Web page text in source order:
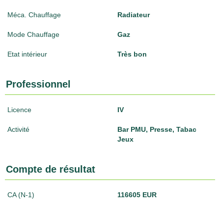
Méca. Chauffage Radiateur
Mode Chauffage Gaz
Etat intérieur Très bon
Professionnel
Licence IV
Activité
Bar PMU, Presse, Tabac
Jeux
Compte de résultat
CA (N-1) 116605 EUR